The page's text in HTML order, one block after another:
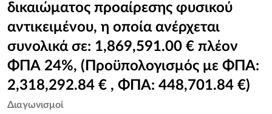
δικαιώματος προαίρεσης φυσικού
αντικειμένου, η οποία ανέρχεται
συνολικά σε: 1,869,591.00 € πλέον
ΦΠΑ 24%, (Προϋπολογισμός με ΦΠΑ:
2,318,292.84 € , ΦΠΑ: 448,701.84 €)
Διαγωνισμοί